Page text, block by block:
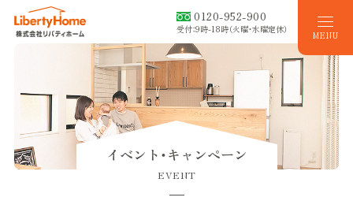
MENU
0120-952-900
受付：9時-18時（火曜・水曜定休）
イベント・キャンペーン
EVENT